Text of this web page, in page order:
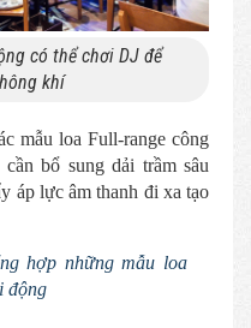
có thể chơi DJ để
khí
mẫu loa Full-range công
bổ sung dải trầm sâu
áp lực âm thanh đi xa tạo
hợp những mẫu loa
động